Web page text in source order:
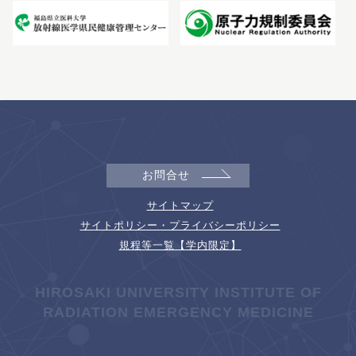
お問合せ
サイトマップ
サイトポリシー・プライバシーポリシー
規程等一覧【学内限定】
HIROSAKI UNIVERSITY INSTITUTE OF
RADIATION EMERGENCY MEDICINE